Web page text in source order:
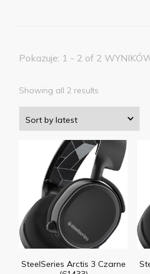
Pokazuje: 1 - 2 of 2
Showing all 2 results
SteelSeries Arctis 3 Czarne